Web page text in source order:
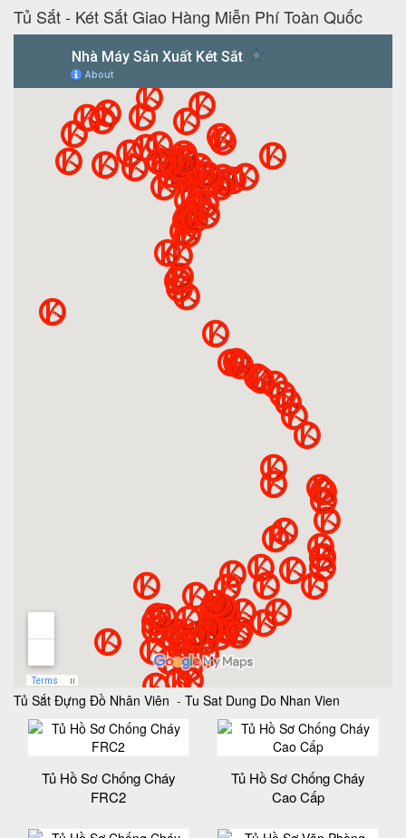
Tủ Sắt - Két Sắt Giao Hàng Miễn Phí Toàn Quốc
Tủ Sắt Đựng Đồ Nhân Viên - Tu Sat Dung Do Nhan Vien
Tủ Hồ Sơ Chống Cháy
FRC2
Tủ Hồ Sơ Chống Cháy
Cao Cấp